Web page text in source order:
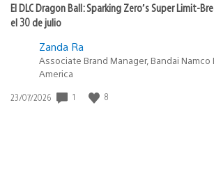
El DLC Dragon Ball: Sparking Zero’s Super Limit-
el 30 de julio
Zanda Ra
Associate Brand Manager, Bandai
America
Fecha
23/07/2026 1 8